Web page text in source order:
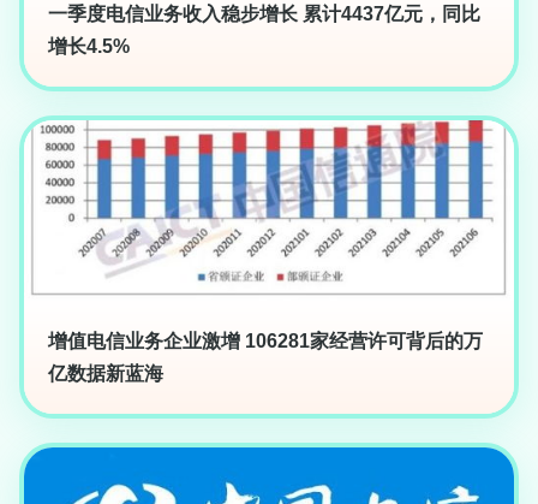
一季度电信业务收入稳步增长 累计4437亿元，同比
增长4.5%
增值电信业务企业激增 106281家经营许可背后的万
亿数据新蓝海